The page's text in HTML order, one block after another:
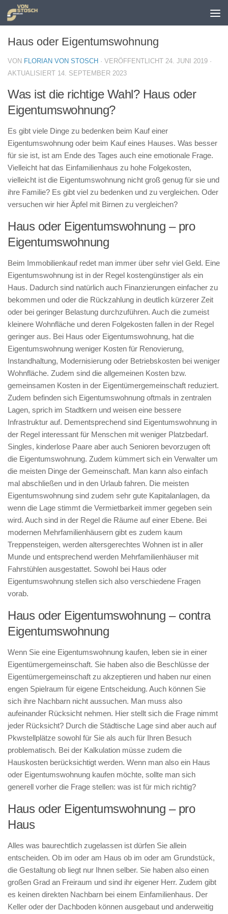
Zum Inhalt springen
Haus oder Eigentumswohnung
VON FLORIAN VON STOSCH · VERÖFFENTLICHT 24. JUNI 2019 ·
AKTUALISIERT 14. SEPTEMBER 2023
Was ist die richtige Wahl? Haus oder
Eigentumswohnung?
Es gibt viele Dinge zu bedenken beim Kauf einer
Eigentumswohnung oder beim Kauf eines Hauses. Was besser
für sie ist, ist am Ende des Tages auch eine emotionale Frage.
Vielleicht hat das Einfamilienhaus zu hohe Folgekosten,
vielleicht ist die Eigentumswohnung nicht groß genug für sie und
ihre Familie? Es gibt viel zu bedenken und zu vergleichen. Oder
versuchen wir hier Äpfel mit Birnen zu vergleichen?
Haus oder Eigentumswohnung – pro
Eigentumswohnung
Beim Immobilienkauf redet man immer über sehr viel Geld. Eine
Eigentumswohnung ist in der Regel kostengünstiger als ein
Haus. Dadurch sind natürlich auch Finanzierungen einfacher zu
bekommen und oder die Rückzahlung in deutlich kürzerer Zeit
oder bei geringer Belastung durchzuführen. Auch die zumeist
kleinere Wohnfläche und deren Folgekosten fallen in der Regel
geringer aus. Bei Haus oder Eigentumswohnung, hat die
Eigentumswohnung weniger Kosten für Renovierung,
Instandhaltung, Modernisierung oder Betriebskosten bei weniger
Wohnfläche. Zudem sind die allgemeinen Kosten bzw.
gemeinsamen Kosten in der Eigentümergemeinschaft reduziert.
Zudem befinden sich Eigentumswohnung oftmals in zentralen
Lagen, sprich im Stadtkern und weisen eine bessere
Infrastruktur auf. Dementsprechend sind Eigentumswohnung in
der Regel interessant für Menschen mit weniger Platzbedarf.
Singles, kinderlose Paare aber auch Senioren bevorzugen oft
die Eigentumswohnung. Zudem kümmert sich ein Verwalter um
die meisten Dinge der Gemeinschaft. Man kann also einfach
mal abschließen und in den Urlaub fahren. Die meisten
Eigentumswohnung sind zudem sehr gute Kapitalanlagen, da
wenn die Lage stimmt die Vermietbarkeit immer gegeben sein
wird. Auch sind in der Regel die Räume auf einer Ebene. Bei
modernen Mehrfamilienhäusern gibt es zudem kaum
Treppensteigen, werden altersgerechtes Wohnen ist in aller
Munde und entsprechend werden Mehrfamilienhäuser mit
Fahrstühlen ausgestattet. Sowohl bei Haus oder
Eigentumswohnung stellen sich also verschiedene Fragen
vorab.
Haus oder Eigentumswohnung – contra
Eigentumswohnung
Wenn Sie eine Eigentumswohnung kaufen, leben sie in einer
Eigentümergemeinschaft. Sie haben also die Beschlüsse der
Eigentümergemeinschaft zu akzeptieren und haben nur einen
engen Spielraum für eigene Entscheidung. Auch können Sie
sich ihre Nachbarn nicht aussuchen. Man muss also
aufeinander Rücksicht nehmen. Hier stellt sich die Frage nimmt
jeder Rücksicht? Durch die Städtische Lage sind aber auch auf
Pkwstellplätze sowohl für Sie als auch für Ihren Besuch
problematisch. Bei der Kalkulation müsse zudem die
Hauskosten berücksichtigt werden. Wenn man also ein Haus
oder Eigentumswohnung kaufen möchte, sollte man sich
generell vorher die Frage stellen: was ist für mich richtig?
Haus oder Eigentumswohnung – pro
Haus
Alles was baurechtlich zugelassen ist dürfen Sie allein
entscheiden. Ob im oder am Haus ob im oder am Grundstück,
die Gestaltung ob liegt nur Ihnen selber. Sie haben also einen
großen Grad an Freiraum und sind ihr eigener Herr. Zudem gibt
es keinen direkten Nachbarn bei einem Einfamilienhaus. Der
Keller oder der Dachboden können ausgebaut und anderweitig